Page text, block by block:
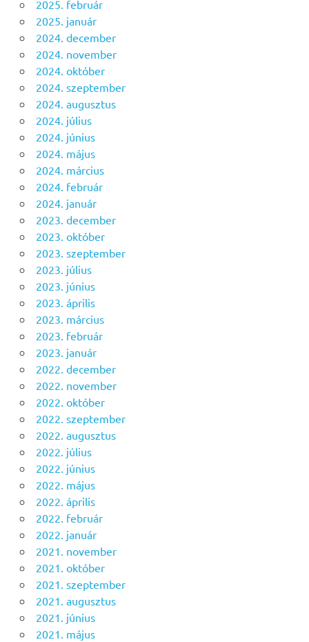
2025. február
2025. január
2024. december
2024. november
2024. október
2024. szeptember
2024. augusztus
2024. július
2024. június
2024. május
2024. március
2024. február
2024. január
2023. december
2023. október
2023. szeptember
2023. július
2023. június
2023. április
2023. március
2023. február
2023. január
2022. december
2022. november
2022. október
2022. szeptember
2022. augusztus
2022. július
2022. június
2022. május
2022. április
2022. február
2022. január
2021. november
2021. október
2021. szeptember
2021. augusztus
2021. június
2021. május